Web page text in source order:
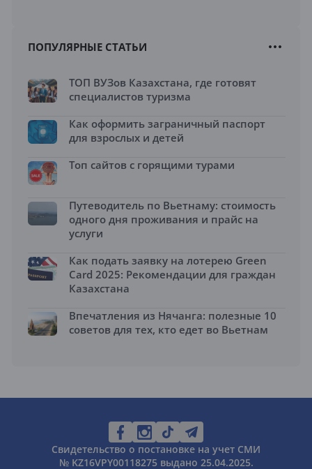
ПОПУЛЯРНЫЕ СТАТЬИ
ТОП ВУЗов Казахстана, где готовят
специалистов туризма
Как оформить заграничный паспорт
для взрослых и детей
Топ сайтов с горящими турами
Путеводитель по Вьетнаму: стоимость
одного дня проживания и прайс на
услуги
Как подать заявку на лотерею Green
Card 2025: Рекомендации для граждан
Казахстана
Впечатления из Нячанга: полезные 10
советов для тех, кто едет во Вьетнам
Свидетельство о постановке на учет СМИ
№ KZ16VPY00118275 выдано 25.04.2025.